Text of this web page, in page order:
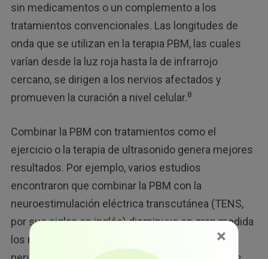
sin medicamentos o un complemento a los
tratamientos convencionales. Las longitudes de
onda que se utilizan en la terapia PBM, las cuales
varían desde la luz roja hasta la de infrarrojo
cercano, se dirigen a los nervios afectados y
promueven la curación a nivel celular.8
Combinar la PBM con tratamientos como el
ejercicio o la terapia de ultrasonido genera mejores
resultados. Por ejemplo, varios estudios
encontraron que combinar la PBM con la
neuroestimulación eléctrica transcutánea (TENS,
por sus siglas en inglés) disminuye en gran medida
los niveles de dolor y mejora la función de los
×